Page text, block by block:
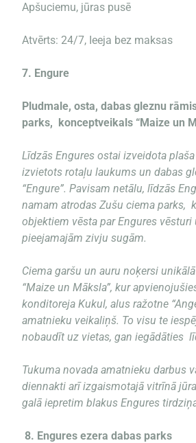
Apšuciemu, jūras pusē
Atvērts: 24/7, Ieeja bez maksas
7. Engure
Pludmale, osta, dabas gleznu
parks, konceptveikals “Maize un
Līdzās Engures ostai izveidota
izvietots rotaļu laukums un dabas
“Engure”. Pavisam netālu, līdzās
namam atrodas Zušu ciema parks,
objektiem vēsta par Engures vēsturi
pieejamajām zivju sugām.
Ciema garšu un auru noķersi
“Maize un Māksla”, kur
konditoreja Kukul, alus ražotne
amatnieku veikaliņš. To visu te
nobaudīt uz vietas, gan iegādāties
Tukuma novada amatnieku darbus
diennakti arī izgaismotajā vitrīnā
galā iepretim blakus Engures
8. Engures ezera dabas parks